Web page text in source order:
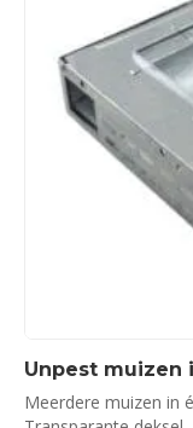
Unpest muizen
Meerdere muizen in